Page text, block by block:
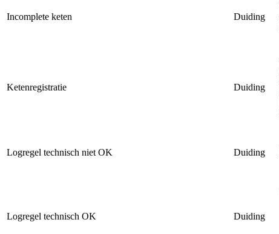
Incomplete keten Duiding
Ketenregistratie Duiding
Logregel technisch niet OK Duiding
Logregel technisch OK Duiding